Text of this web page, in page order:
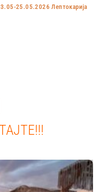
25.05.2026 Лептокарија